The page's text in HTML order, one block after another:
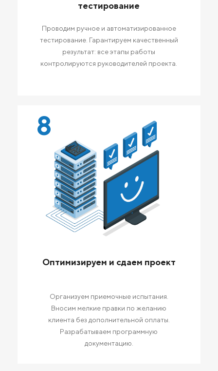
тестирование
Проводим ручное и автоматизированное
тестирование. Гарантируем качественный
результат: все этапы работы
контролируются руководителей проекта.
8
Оптимизируем и сдаем проект
Организуем приемочные испытания.
Вносим мелкие правки по желанию
клиента без дополнительной оплаты.
Разрабатываем программную
документацию.